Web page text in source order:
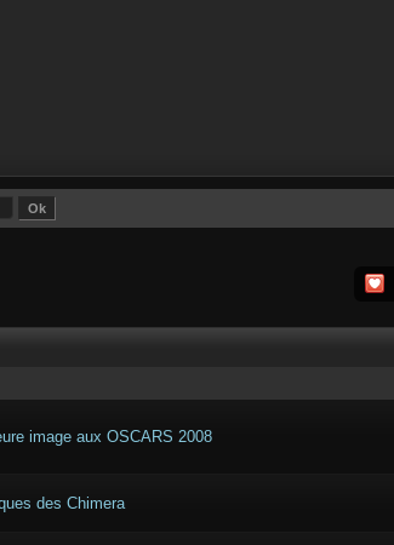
image aux OSCARS 2008
des Chimera